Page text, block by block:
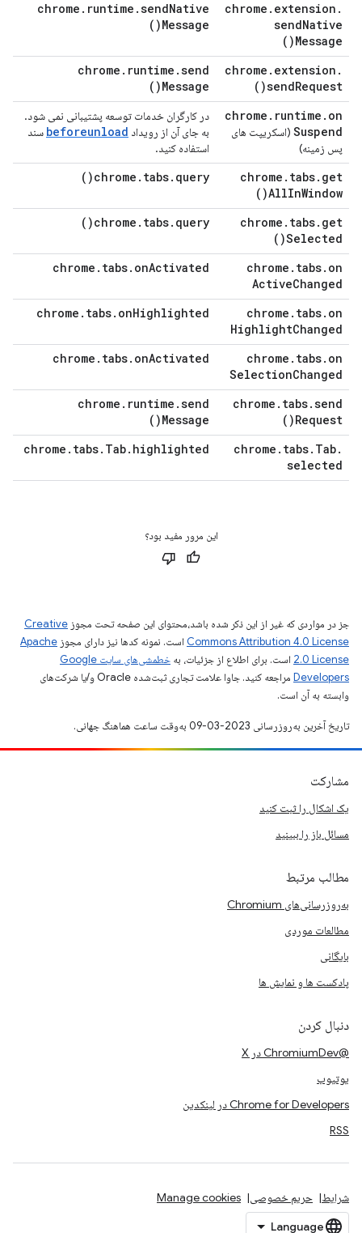
chrome . extension .
sendNative
Message(
)
chrome . runtime .sendNative
Message(
)
chrome . extension .
sendRequest(
)
chrome . runtime .send
Message(
)
chrome . runtime . on
Suspend (اسکریپت های
پس زمینه)
در کارگران خدمات توسعه پشتیبانی نمی شود.
به جای آن از رویداد beforeunload سند
استفاده کنید.
chrome . tabs. get
AllInWindow(
)
chrome . tabs. query(
)
chrome . tabs. get
Selected(
)
chrome . tabs. query(
)
chrome . tabs. on
ActiveChanged
chrome . tabs. onActivated
chrome . tabs. on
HighlightChanged
chrome . tabs. onHighlighted
chrome . tabs. on
SelectionChanged
chrome . tabs. onActivated
chrome . tabs.send
Request(
)
chrome . runtime .send
Message(
)
chrome . tabs. Tab.
selected
chrome . tabs. Tab. highlighted
این مرور مفید بود؟
جز در مواردی که غیر از این ذکر شده باشد،‌محتوای این صفحه تحت مجوز Creative
Commons Attribution 4.0 License است. نمونه کدها نیز دارای مجوز Apache
2.0 License است. برای اطلاع از جزئیات، به
خطمشی‌های سایت Google
Developers‏
مراجعه کنید. جاوا علامت تجاری ثبت‌شده Oracle و/یا شرکت‌های
وابسته به آن است.
تاریخ آخرین به‌روزرسانی 2023-03-09 به‌وقت ساعت هماهنگ جهانی.
مشارکت
یک اشکال را ثبت کنید
مسائل باز را ببینید
مطالب مرتبط
به‌روزرسانی‌های Chromium
مطالعات موردی
بایگانی
پادکست ها و نمایش ها
دنبال کردن
@ChromiumDev در X
یوتیوب
Chrome for Developers در لینکدین
RSS
شرایط حریم خصوصی Manage cookies